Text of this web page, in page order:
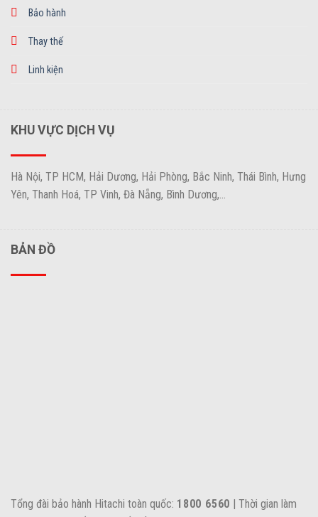
Bảo hành
Thay thế
Linh kiện
KHU VỰC DỊCH VỤ
Hà Nội, TP HCM, Hải Dương, Hải Phòng, Bắc Ninh, Thái Bình, Hưng
Yên, Thanh Hoá, TP Vinh, Đà Nẵng, Bình Dương,...
BẢN ĐỒ
Tổng đài bảo hành Hitachi toàn quốc: 1800 6560 | Thời gian làm